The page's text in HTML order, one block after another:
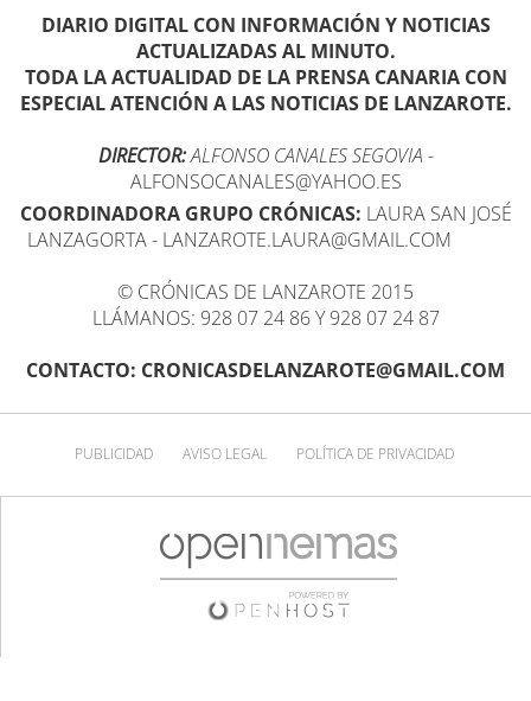
DIARIO DIGITAL CON INFORMACIÓN Y NOTICIAS
ACTUALIZADAS AL MINUTO.
TODA LA ACTUALIDAD DE LA PRENSA CANARIA CON
ESPECIAL ATENCIÓN A LAS NOTICIAS DE LANZAROTE.
DIRECTOR:ALFONSO CANALES SEGOVIA -
ALFONSOCANALES@YAHOO.ES
COORDINADORA GRUPO CRÓNICAS: LAURA SAN JOSÉ
LANZAGORTA - LANZAROTE.LAURA@GMAIL.COM
© CRÓNICAS DE LANZAROTE 2015
LLÁMANOS: 928 07 24 86 Y 928 07 24 87
CONTACTO: CRONICASDELANZAROTE@GMAIL.COM
PUBLICIDAD AVISO LEGAL POLÍTICA DE PRIVACIDAD